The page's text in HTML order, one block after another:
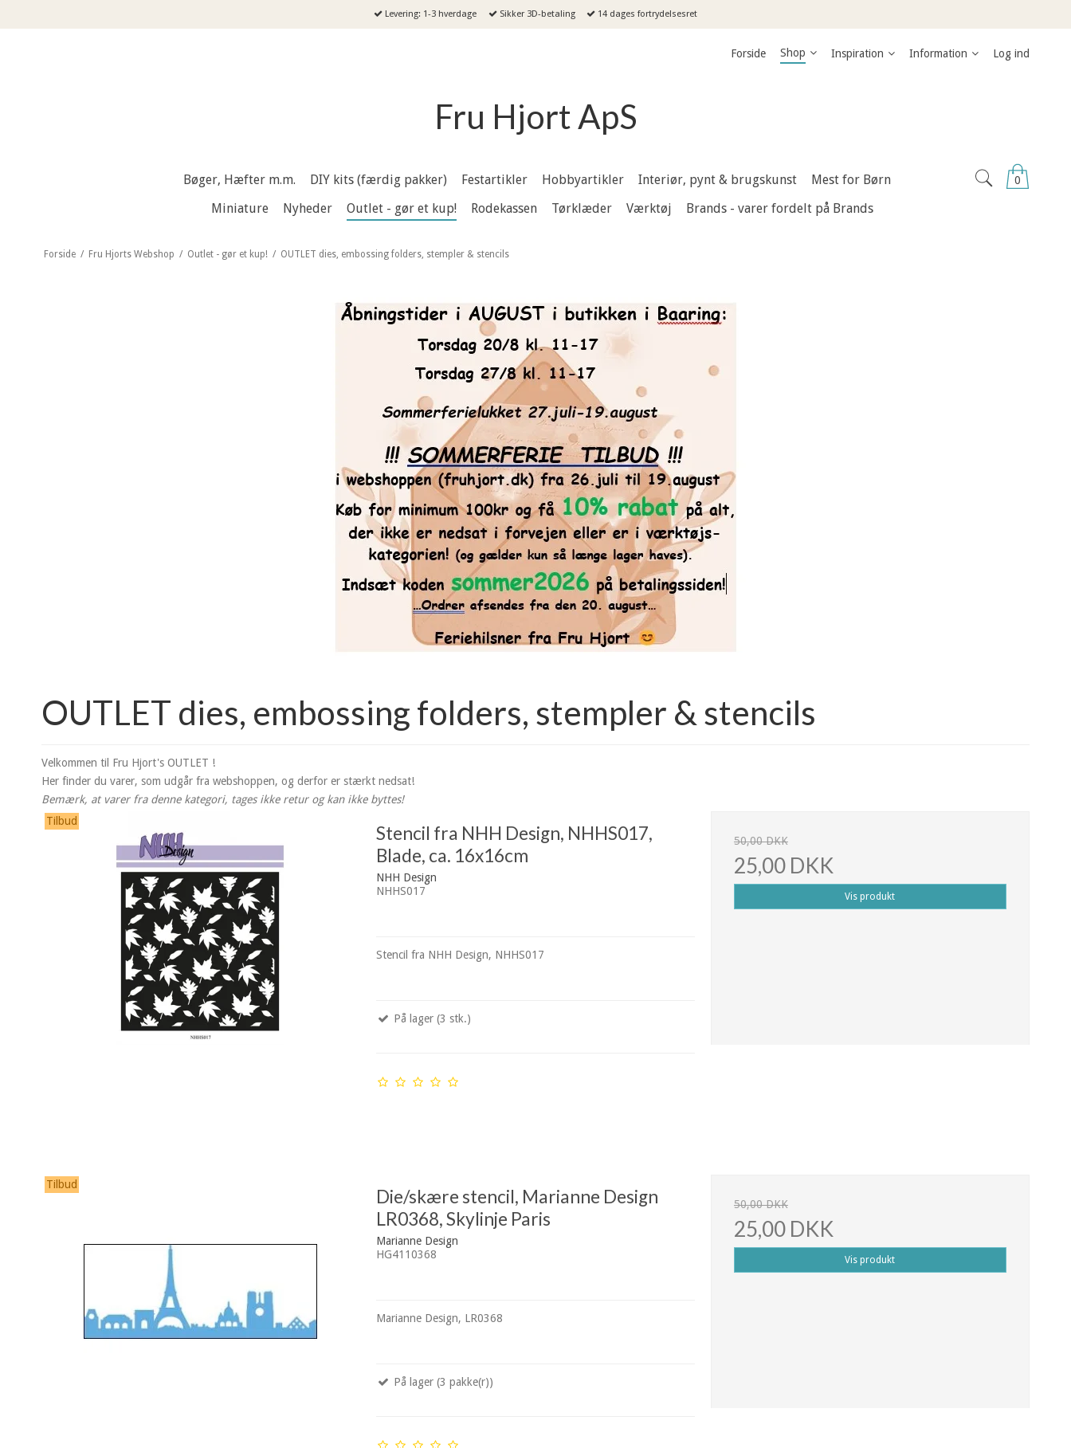
Levering: 1-3 hverdage Sikker 3D-betaling 14 dages fortrydelsesret
Forside Shop Inspiration Information Log ind
Fru Hjort ApS
0
Bøger, Hæfter m.m. DIY kits (færdig pakker) Festartikler Hobbyartikler Interiør, pynt & brugskunst
Mest for Børn
Miniature
Nyheder Outlet - gør et kup! Rodekassen Tørklæder Værktøj Brands - varer fordelt på Brands
Forside / Fru Hjorts Webshop / Outlet - gør et kup! / OUTLET dies, embossing folders, stempler & stencils
OUTLET dies, embossing folders, stempler & stencils
Velkommen til Fru Hjort's OUTLET !
Her finder du varer, som udgår fra webshoppen, og derfor er stærkt nedsat!
Bemærk, at varer fra denne kategori, tages ikke retur og kan ikke byttes!
Tilbud
Stencil fra NHH Design, NHHS017,
Blade, ca. 16x16cm
NHH Design
NHHS017
Stencil fra NHH Design, NHHS017
På lager (3 stk.)
50,00 DKK
25,00 DKK
Vis produkt
Tilbud
Die/skære stencil, Marianne Design
LR0368, Skylinje Paris
Marianne Design
HG4110368
Marianne Design, LR0368
På lager (3 pakke(r))
50,00 DKK
25,00 DKK
Vis produkt